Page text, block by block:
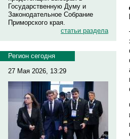
Государственную Думу и
Законодательное Собрание
Приморского края.
статьи раздела
Регион сегодня
27 Мая 2026, 13:29